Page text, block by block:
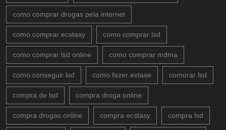
como comprar drogas pela internet
como comprar ecstasy como comprar lsd
como comprar lsd online como comprar mdma
como conseguir lsd como fazer extase comorar lsd
compra de lsd compra droga online
compra drogas online compra ecstasy compra lsd